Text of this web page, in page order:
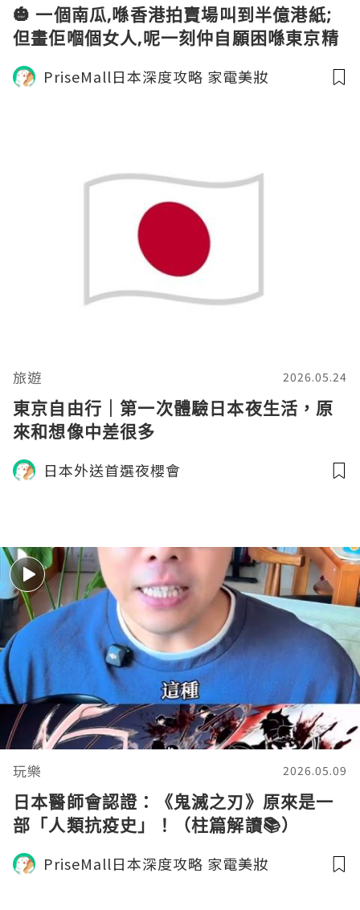
🎃 一個南瓜,喺香港拍賣場叫到半億港紙;
但畫佢嗰個女人,呢一刻仲自願困喺東京精
神病院,接近 50 年😵‍💫
PriseMall日本深度攻略 家電美妝
旅遊 2026.05.24
東京自由行｜第一次體驗日本夜生活，原
來和想像中差很多
日本外送首選夜櫻會
玩樂 2026.05.09
日本醫師會認證：《鬼滅之刃》原來是一
部「人類抗疫史」！（柱篇解讀📚）
PriseMall日本深度攻略 家電美妝